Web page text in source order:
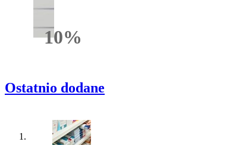
10%Rabatu
Ostatnio dodane